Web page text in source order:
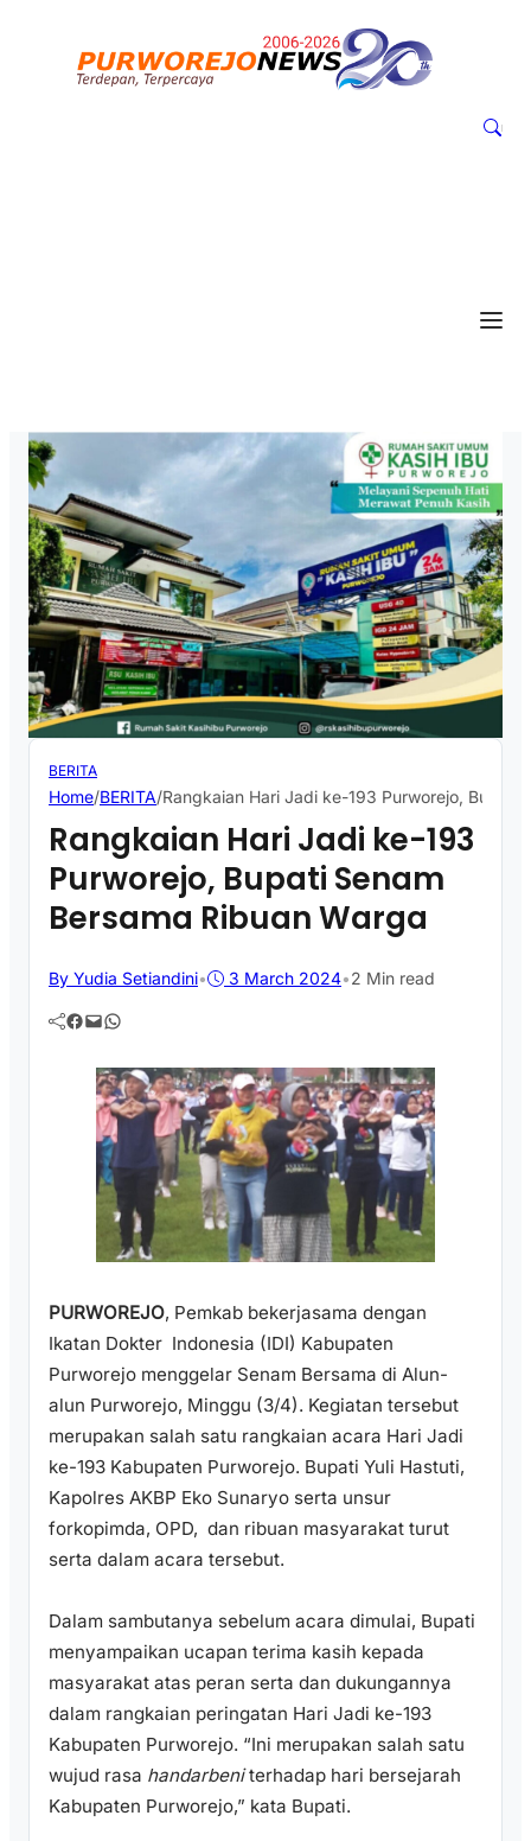
BERITA
Home/BERITA/Rangkaian Hari Jadi ke-193 Purworejo, Bupati
Rangkaian Hari Jadi ke-193
Purworejo, Bupati Senam
Bersama Ribuan Warga
By Yudia Setiandini• 3 March 2024•2 Min read
Facebook Mail WhatsApp
PURWOREJO, Pemkab bekerjasama dengan
Ikatan Dokter Indonesia (IDI) Kabupaten
Purworejo menggelar Senam Bersama di Alun-
alun Purworejo, Minggu (3/4). Kegiatan tersebut
merupakan salah satu rangkaian acara Hari Jadi
ke-193 Kabupaten Purworejo. Bupati Yuli Hastuti,
Kapolres AKBP Eko Sunaryo serta unsur
forkopimda, OPD, dan ribuan masyarakat turut
serta dalam acara tersebut.
Dalam sambutanya sebelum acara dimulai, Bupati
menyampaikan ucapan terima kasih kepada
masyarakat atas peran serta dan dukungannya
dalam rangkaian peringatan Hari Jadi ke-193
Kabupaten Purworejo. “Ini merupakan salah satu
wujud rasa handarbeniterhadap hari bersejarah
Kabupaten Purworejo,” kata Bupati.